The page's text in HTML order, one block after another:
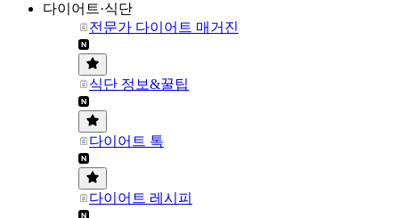
다이어트·식단
전문가 다이어트 매거진
식단 정보&꿀팁
다이어트 톡
다이어트 레시피